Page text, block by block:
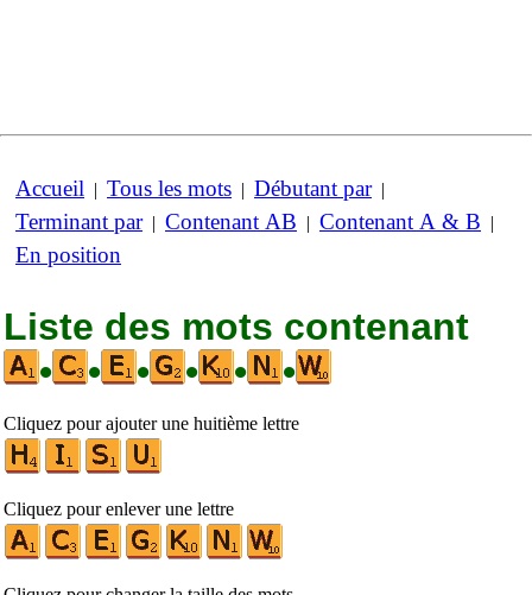
Accueil | Tous les mots | Débutant par|
Terminant par| Contenant AB | Contenant A & B |
En position
Liste des mots contenant
•
• • • • •
Cliquez pour ajouter une huitième lettre
Cliquez pour enlever une lettre